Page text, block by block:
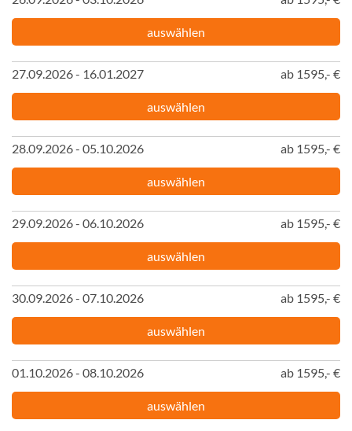
auswählen
27.09.2026 - 16.01.2027 ab 1595,- €
auswählen
28.09.2026 - 05.10.2026 ab 1595,- €
auswählen
29.09.2026 - 06.10.2026 ab 1595,- €
auswählen
30.09.2026 - 07.10.2026 ab 1595,- €
auswählen
01.10.2026 - 08.10.2026 ab 1595,- €
auswählen